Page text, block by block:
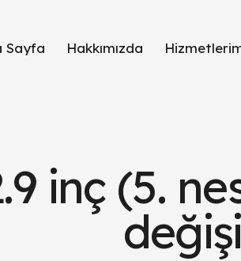
Sayfa Hakkımızda
inç (5.